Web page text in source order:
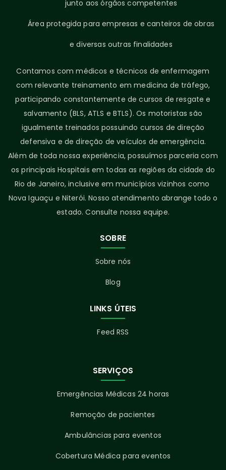
junto aos órgãos competentes
Área protegida para empresas e canteiros de obras
e diversas outras finalidades
Contamos com médicos e técnicos de enfermagem
com relevante treinamento em medicina de tráfego,
participando constantemente de cursos de resgate e
salvamento (BLS, ATLS e BTLS). Os motoristas são
igualmente treinados possuindo cursos de direção
defensiva e de direção de veículos de emergência.
Além de toda nossa experiência, possuímos parceria com
os principais Hospitais em todas as regiões da cidade do
Rio de Janeiro, inclusive em municípios vizinhos como
Nova Iguaçu e Niterói. Nosso atendimento abrange todo o
estado. Consulte nossa equipe.
SOBRE
Sobre nós
Blog
LINKS ÚTEIS
Feed RSS
SERVIÇOS
Emergências Médicas 24 horas
Remoção de pacientes
Ambulâncias para eventos
Cobertura Médica para eventos